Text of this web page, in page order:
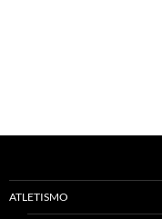
ATLETISMO